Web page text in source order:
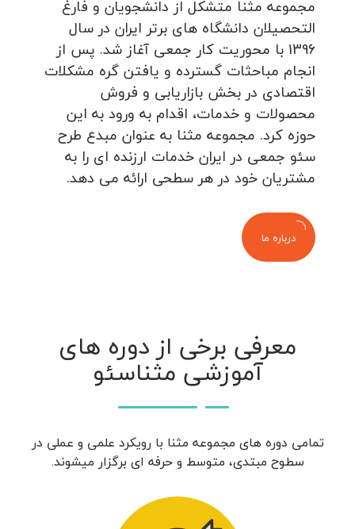
مجموعه مثنا متشکل از دانشجویان و فارغ
التحصیلان دانشگاه های برتر ایران در سال
1396 با محوریت کار جمعی آغاز شد. پس از
انجام مباحثات گسترده و یافتن گره مشکلات
اقتصادی در بخش بازاریابی و فروش
محصولات و خدمات، اقدام به ورود به این
حوزه کرد. مجموعه مثنا به عنوان مبدع طرح
سئو جمعی در ایران خدمات ارزنده ای را به
مشتریان خود در هر سطحی ارائه می دهد.
درباره ما
معرفی برخی از دوره های
آموزشی مثناسئو
تمامی دوره های مجموعه مثنا با رویکرد علمی و عملی در
سطوح مبتدی، متوسط و حرفه ای برگزار میشوند.